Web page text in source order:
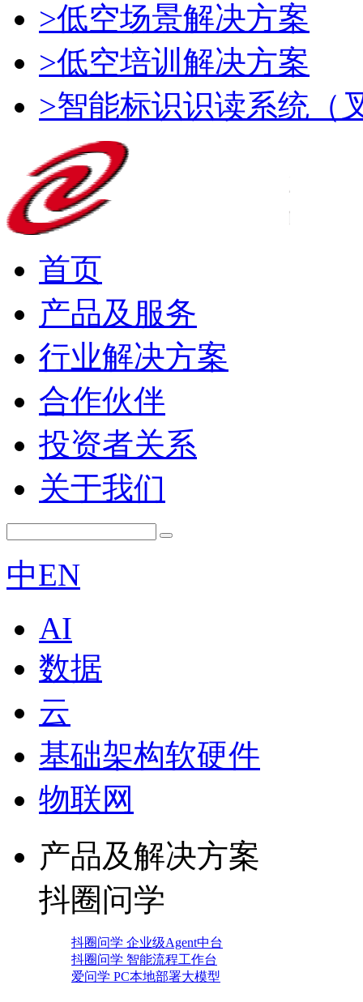
>低空场景解决方案
>低空培训解决方案
>智能标识识读系统（
首页
产品及服务
行业解决方案
合作伙伴
投资者关系
关于我们
中EN
AI
数据
云
基础架构软硬件
物联网
产品及解决方案
抖圈问学
抖圈问学 企业级Agent中台
抖圈问学 智能流程工作台
爱问学 PC本地部署大模型